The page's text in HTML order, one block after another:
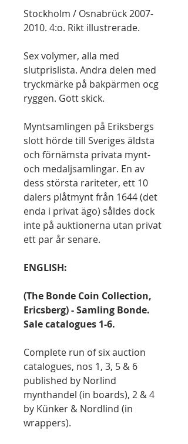
Stockholm / Osnabrück 2007-
2010. 4:o. Rikt illustrerade.
Sex volymer, alla med
slutprislista. Andra delen med
tryckmärke på bakpärmen ocg
ryggen. Gott skick.
Myntsamlingen på Eriksbergs
slott hörde till Sveriges äldsta
och förnämsta privata mynt-
och medaljsamlingar. En av
dess största rariteter, ett 10
dalers plåtmynt från 1644 (det
enda i privat ägo) såldes dock
inte på auktionerna utan privat
ett par år senare.
ENGLISH:
(The Bonde Coin Collection,
Ericsberg) - Samling Bonde.
Sale catalogues 1-6.
Complete run of six auction
catalogues, nos 1, 3, 5 & 6
published by Norlind
mynthandel (in boards), 2 & 4
by Künker & Nordlind (in
wrappers).